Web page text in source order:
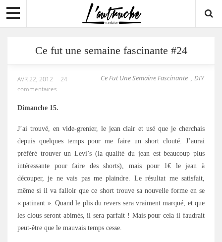
Ce fut une semaine fascinante #24
Ce Fut Une Semaine Fascinante , DIY
AVR 22, 2012
24
commentaires
Dimanche 15.
J’ai trouvé, en vide-grenier, le jean clair et usé que je cherchais
depuis quelques temps pour me faire un short clouté. J’aurai
préféré trouver un Levi’s (la qualité du jean est beaucoup plus
intéressante pour faire des shorts), mais pour 1€ le jean à
découper, je ne vais pas me plaindre. Le résultat me satisfait,
même si il va falloir que ce short trouve sa nouvelle forme en se
« patinant ». Quand le plis du revers sera vraiment marqué, et que
les clous seront abimés, il sera parfait ! Mais pour cela il faudrait
peut-être que le mauvais temps cesse.